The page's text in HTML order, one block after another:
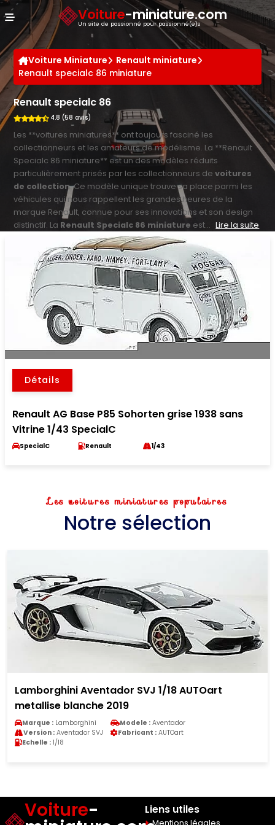
Voiture-miniature.com
Un site de passionné pour passionné(e)s
Voiture Miniature
Renault miniature
Renault specialc 86 miniature
Renault specialc 86
4.8 (58 avis)
Les **voitures miniatures** ont toujours fasciné les
collectionneurs et les amateurs de modélisme. La **Renault
Specialc 86 miniature** est un des modèles réduits
particulièrement prisés par les collectionneurs devoitures
de collection. Ce modèle unique trouve sa place parmi les
véhicules qui nous rappellent les grandes heures de la
marque Renault, connue pour ses innovations et son design
distinctif. La Renault Specialc 86 miniature est... Lire la suite
Détails
Renault AG Base P85 Sohorten grise 1938 sans
Vitrine 1/43 SpecialC
SpecialC Renault 1/43
Les voitures miniatures populaires
Notre sélection
Lamborghini Aventador SVJ 1/18 AUTOart
metallise blanche 2019
Marque : Lamborghini Modele : Aventador
Version : Aventador SVJ Fabricant : AUTOart
Echelle : 1/18
Voiture- Liens utiles
Panneau de gestion des cookies